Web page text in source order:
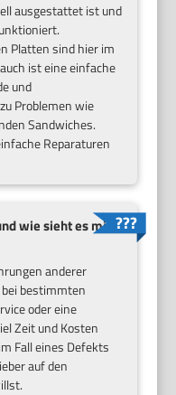
ausgestattet ist und
Platten sind hier im
ist eine einfache
und
Problemen wie
Sandwiches.
Reparaturen
wie sieht es mit
anderer
bestimmten
oder eine
Zeit und Kosten
Fall eines Defekts
auf den